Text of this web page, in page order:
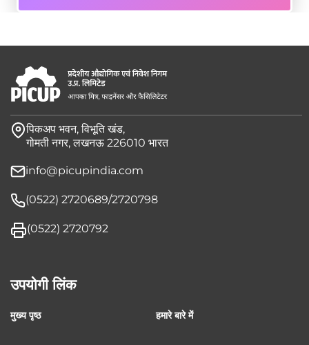
पिकअप भवन, विभूति खंड,
गोमती नगर, लखनऊ 226010 भारत
info@picupindia.com
(0522) 2720689/2720798
(0522) 2720792
उपयोगी लिंक
मुख्य पृष्ठ हमारे बारे में